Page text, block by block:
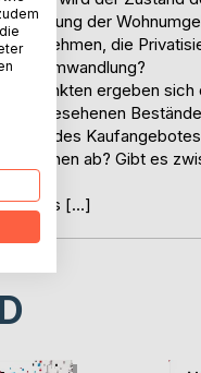
der
die
Umwandlung?
ergeben
vorgesehenen
des
lehnen ab? Gibt es
[…]